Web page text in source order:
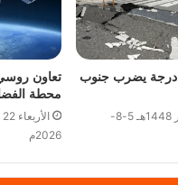
زلزال بقوة 6,3 درجة يضرب جنوب
الأربعاء 22 صفر 1448هـ 5-8-
تعاون
محطة
2026م